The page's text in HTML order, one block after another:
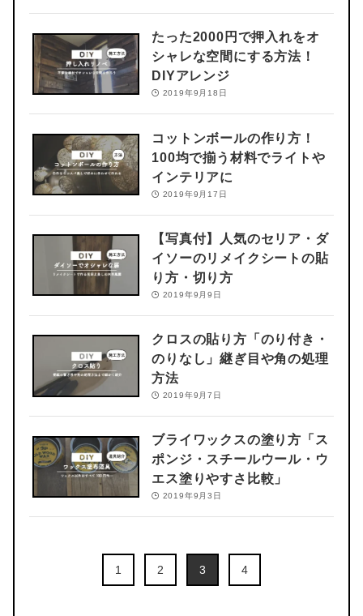
たった2000円で押入れをオ
シャレな空間にする方法！
DIYアレンジ
2019年9月18日
コットンボールの作り方！
100均で揃う材料でライトや
インテリアに
2019年9月17日
【写真付】人気のセリア・ダ
イソーのリメイクシートの貼
り方・切り方
2019年9月9日
クロスの貼り方「のり付き・
のりなし」継ぎ目や角の処理
方法
2019年9月7日
ブライワックスの塗り方「ス
ポンジ・スチールウール・ウ
エス塗りやすさ比較」
2019年9月3日
1 2 3 4